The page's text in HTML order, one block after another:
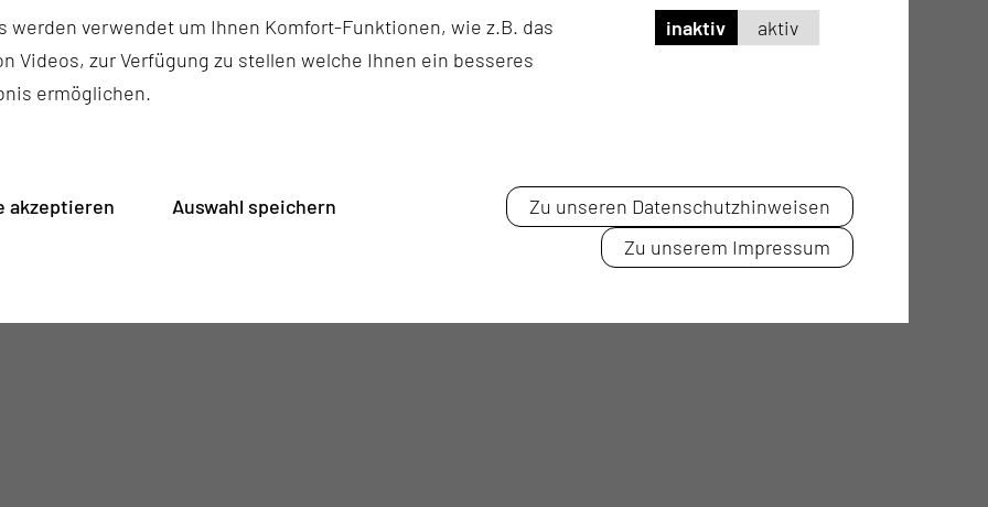
werden verwendet um Ihnen Komfort-Funktionen, wie z.B. das
Videos, zur Verfügung zu stellen welche Ihnen ein besseres
ermöglichen.
inaktiv aktiv
akzeptieren Auswahl speichern
Zu unseren Datenschutzhinweisen
Zu unserem Impressum